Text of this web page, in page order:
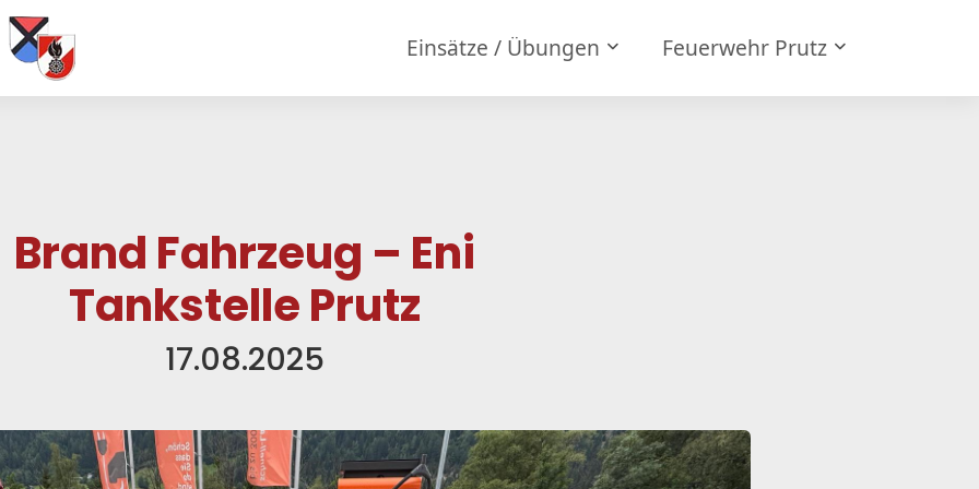
Einsätze / Übungen Feuerwehr Prutz
Brand Fahrzeug – Eni
Tankstelle Prutz
17.08.2025